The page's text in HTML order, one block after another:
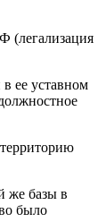
(легализация
ее уставном
же базы в
было